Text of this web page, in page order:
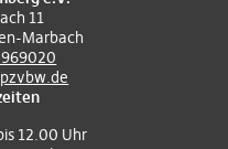
11
Marbach
12.00 Uhr